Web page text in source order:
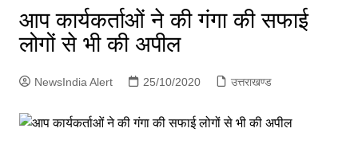
आप कार्यकर्ताओं ने की गंगा की सफाई
लोगों से भी की अपील
NewsIndia Alert 25/10/2020 उत्तराखण्ड